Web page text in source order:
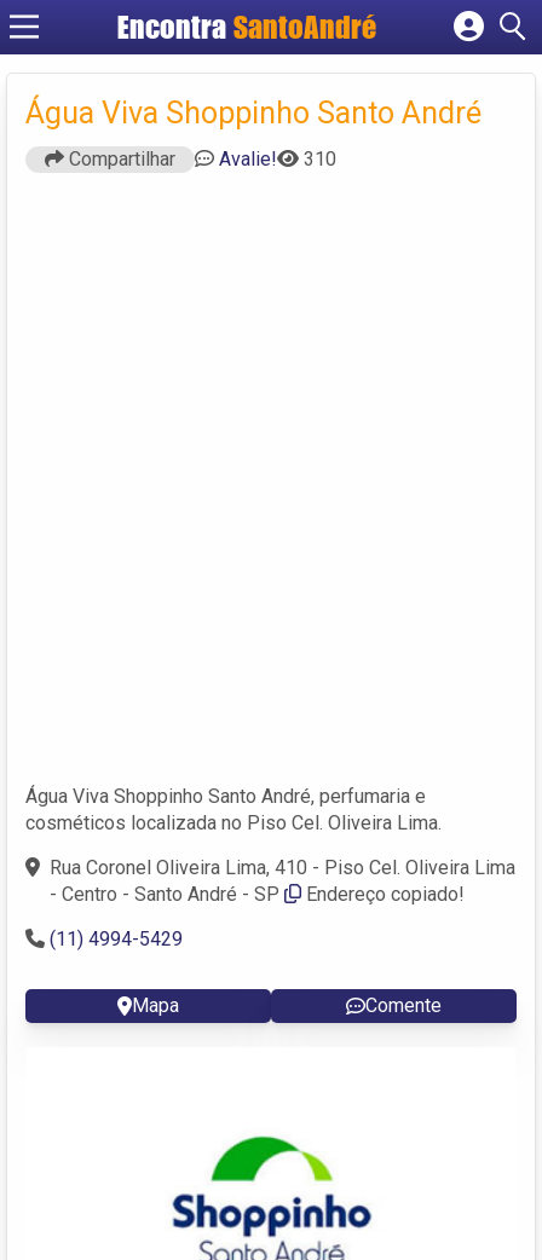
Encontra SantoAndré
Cadastrar empresa
Criar conta
Água Viva Shoppinho Santo André
Compartilhar Avalie! 310
Água Viva Shoppinho Santo André, perfumaria e
cosméticos localizada no Piso Cel. Oliveira Lima.
Rua Coronel Oliveira Lima, 410 - Piso Cel. Oliveira Lima
- Centro - Santo André - SP
Endereço copiado!
(11) 4994-5429
Mapa Comente